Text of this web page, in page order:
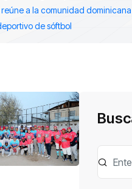
reúne a la comunidad
de sóftbol